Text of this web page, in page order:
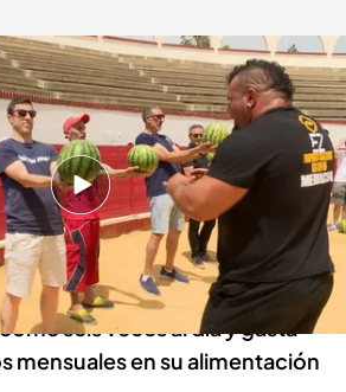
con una mano en ocho segundos
Rodríguez y tiene el
sandidas partidas en un
seis veces al día y gasta
mensuales en su alimentación